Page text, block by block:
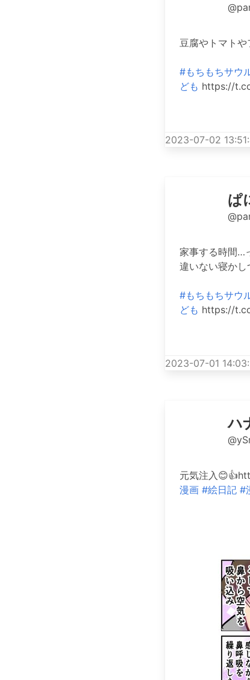
豆腐やトマト
#もちもちサウ
ども https://
2023-07-02
ぱ
家事する時間…
違いない寝か
#もちもちサウ
ども https://
2023-07-01
ハ
元気注入
漫画 #絵日記 #